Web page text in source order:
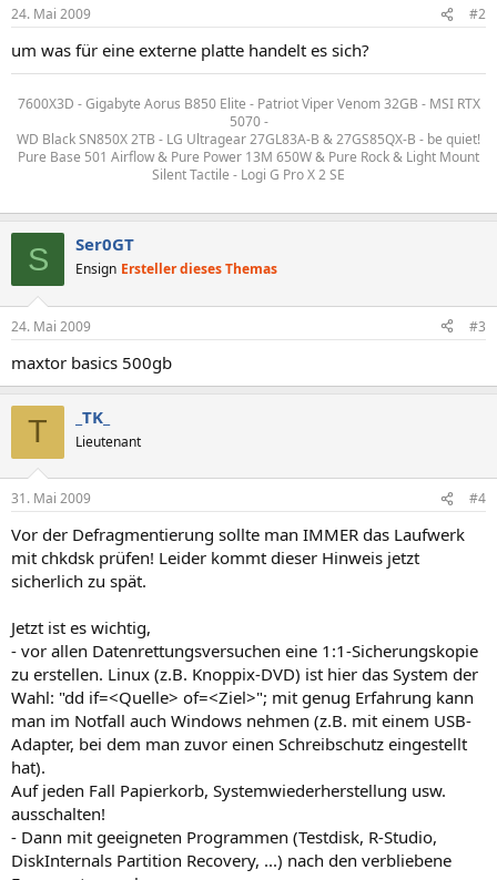
24. Mai 2009 #2
um was für eine externe platte handelt es sich?
7600X3D - Gigabyte Aorus B850 Elite - Patriot Viper Venom 32GB - MSI RTX
5070 -
WD Black SN850X 2TB - LG Ultragear 27GL83A-B & 27GS85QX-B - be quiet!
Pure Base 501 Airflow & Pure Power 13M 650W & Pure Rock & Light Mount
Silent Tactile - Logi G Pro X 2 SE
S Ser0GT
Ensign Ersteller dieses Themas
24. Mai 2009 #3
maxtor basics 500gb
T _TK_
Lieutenant
31. Mai 2009 #4
Vor der Defragmentierung sollte man IMMER das Laufwerk
mit chkdsk prüfen! Leider kommt dieser Hinweis jetzt
sicherlich zu spät.
Jetzt ist es wichtig,
- vor allen Datenrettungsversuchen eine 1:1-Sicherungskopie
zu erstellen. Linux (z.B. Knoppix-DVD) ist hier das System der
Wahl: "dd if=<Quelle> of=<Ziel>"; mit genug Erfahrung kann
man im Notfall auch Windows nehmen (z.B. mit einem USB-
Adapter, bei dem man zuvor einen Schreibschutz eingestellt
hat).
Auf jeden Fall Papierkorb, Systemwiederherstellung usw.
ausschalten!
- Dann mit geeigneten Programmen (Testdisk, R-Studio,
DiskInternals Partition Recovery, ...) nach den verbliebene